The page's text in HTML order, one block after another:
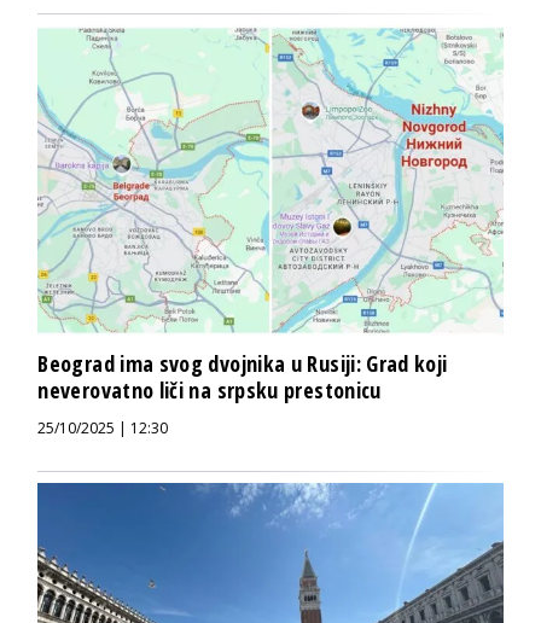
Beograd ima svog dvojnika u Rusiji: Grad koji
neverovatno liči na srpsku prestonicu
25/10/2025 | 12:30